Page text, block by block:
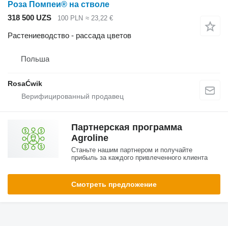
Роза Помпеи® на стволе
318 500 UZS
100 PLN ≈ 23,22 €
Растениеводство - рассада цветов
Польша
RosaĆwik
Партнерская программа
Agroline
Станьте нашим партнером и получайте
прибыль за каждого привлеченного клиента
Смотреть предложение